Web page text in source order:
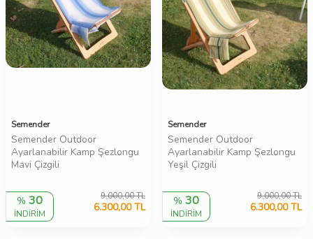
Semender
Semender Outdoor
Ayarlanabilir Kamp Şezlongu
Mavi Çizgili
%30
İNDİRİM
9.000,00TL
6.300,00TL
Semender
Semender Outdoor
Ayarlanabilir Kamp Şezlongu
Yeşil Çizgili
%30
İNDİRİM
9.000,00TL
6.300,00TL